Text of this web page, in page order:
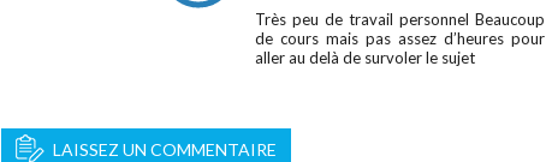
Très peu de travail personnel Beaucoup
de cours mais pas assez d’heures pour
aller au delà de survoler le sujet
LAISSEZ UN COMMENTAIRE